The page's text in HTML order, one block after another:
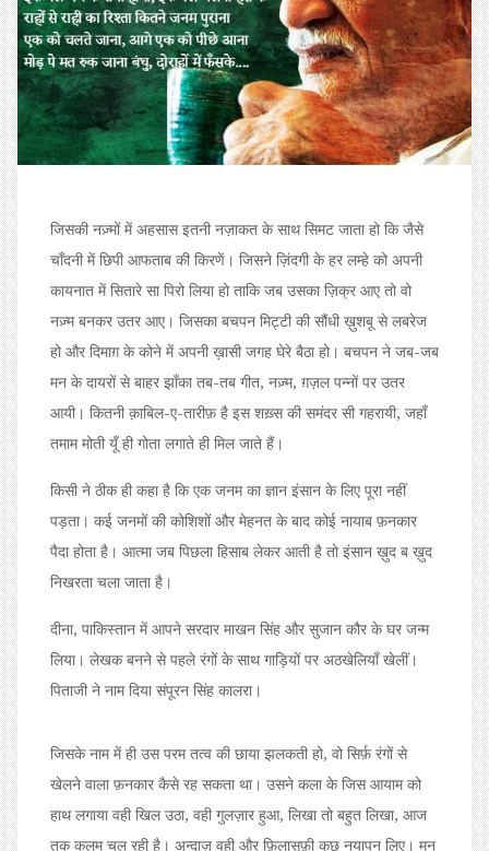
जिसकी नज़्मों में अहसास इतनी नज़ाकत के साथ सिमट जाता हो कि जैसे
चॉंदनी में छिपी आफताब की किरणें। जिसने ज़िंदगी के हर लम्हे को अपनी
कायनात में सितारे सा पिरो लिया हो ताकि जब उसका ज़िक्र आए तो वो
नज़्म बनकर उतर आए। जिसका बचपन मिट्टी की सौंधी ख़ुशबू से लबरेज
हो और दिमाग़ के कोने में अपनी ख़ासी जगह घेरे बैठा हो। बचपन ने जब-जब
मन के दायरों से बाहर झाँका तब-तब गीत, नज़्म, ग़ज़ल पन्नों पर उतर
आयी। कितनी क़ाबिल-ए-तारीफ़ है इस शख़्स की समंदर सी गहरायी, जहाँ
तमाम मोती यूँ ही गोता लगाते ही मिल जाते हैं।
किसी ने ठीक ही कहा है कि एक जनम का ज्ञान इंसान के लिए पूरा नहीं
पड़ता। कई जनमों की कोशिशों और मेहनत के बाद कोई नायाब फ़नकार
पैदा होता है। आत्मा जब पिछला हिसाब लेकर आती है तो इंसान ख़ुद ब ख़ुद
निखरता चला जाता है।
दीना, पाकिस्तान में आपने सरदार माखन सिंह और सुजान कौर के घर जन्म
लिया। लेखक बनने से पहले रंगों के साथ गाड़ियों पर अठखेलियाँ खेलीं।
पिताजी ने नाम दिया संपूरन सिंह कालरा।
जिसके नाम में ही उस परम तत्व की छाया झलकती हो, वो सिर्फ़ रंगों से
खेलने वाला फ़नकार कैसे रह सकता था। उसने कला के जिस आयाम को
हाथ लगाया वही खिल उठा, वही गुलज़ार हुआ, लिखा तो बहुत लिखा, आज
तक कलम चल रही है। अन्दाज़ वही और फ़िलासफ़ी कुछ नयापन लिए। मन